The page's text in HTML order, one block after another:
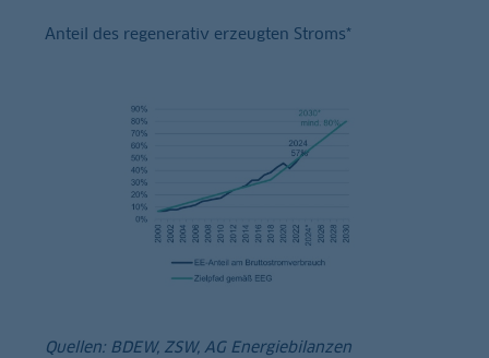
Anteil des regenerativ erzeugten Stroms*
Quellen: BDEW, ZSW, AG Energiebilanzen